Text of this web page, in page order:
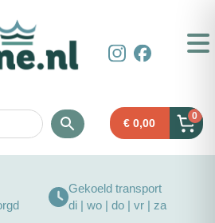
€ 0,00
0
Gekoeld transport
di | wo | do | vr | za